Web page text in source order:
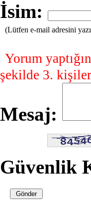
İsim:
(Lütfen e-mail adresini
Yorum
şekilde 3.
Mesaj:
Güvenlik